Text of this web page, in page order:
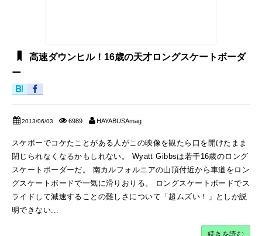
高速ダウンヒル！16歳の天才ロングスケートボーダ
ー
2013/06/03 6989 HAYABUSAmag
スケボーでコケたことがある人がこの映像を観たら口を開けたまま
閉じられなくなるかもしれない。 Wyatt Gibbsは若干16歳のロング
スケートボーダーだ。 南カルフォルニアの山頂付近から車道をロン
グスケートボードで一気に滑りおりる。 ロングスケートボードでス
ライドして減速することの難しさについて「超ムズい！」としか説
明できない...
続きを読む